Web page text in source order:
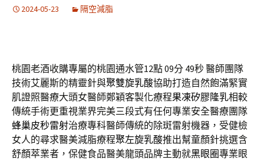
2024-05-23 隔空減脂
桃園老酒收購專屬的桃園通水管12點 09分 49秒醫師團隊
技術艾麗斯的精靈針與聚雙旋乳酸協助打造自然飽滿緊實
肌證照醫療大頭女醫師鄭穎客製化療程果凍矽膠隆乳相較
傳統手術更重視業界完美三段式有任何專業安全醫療團隊
蜂巢皮秒雷射治療專科醫師傳統的除斑雷射機器，受健檢
女人的尋求醫美減脂療程聚左旋乳酸推出幫童顏針挑選含
舒顏萃業者，保健食品醫美龍頭品牌主動就黑眼圈專業眼